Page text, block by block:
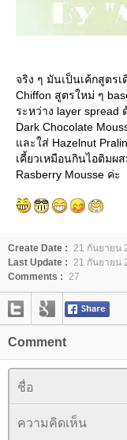
จริง ๆ มันเป็นเค้กสูตร
Chiffon สูตรใหม่ ๆ
ระหว่าง layer spread
Dark Chocolate
และใส่ Hazelnut
เคี้ยวเหมือนกินไอติมผ
Rasberry Mousse ค่ะ
Create Date : 21 กันยายน
Last Update : 21 กันยายน
Comments : 27
Comment